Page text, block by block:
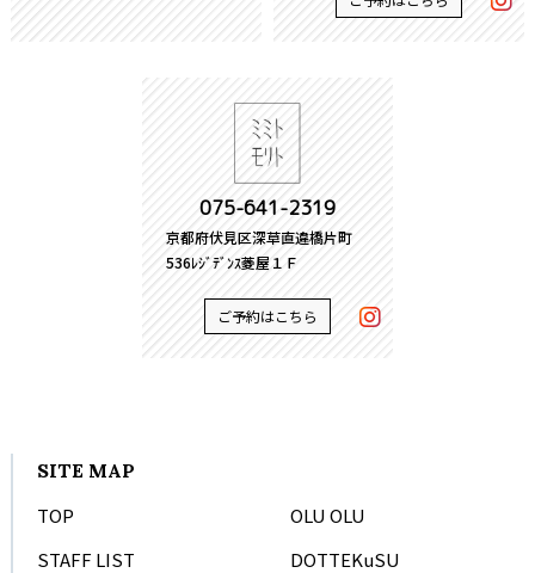
075-641-2319
京都府伏見区深草直違橋片町
536ﾚｼﾞﾃﾞﾝｽ菱屋１Ｆ
ご予約はこちら
SITE MAP
TOP
STAFF LIST
OLU OLU
DOTTEKuSU